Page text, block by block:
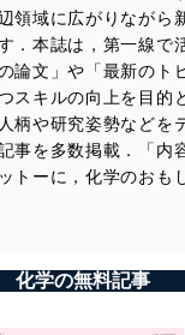
領域に広がりながら
．本誌は，第一線で
論文」や「最新のト
スキルの向上を目的
柄や研究姿勢などを
事を多数掲載．「内
トーに，化学のおも
化学の無料記事